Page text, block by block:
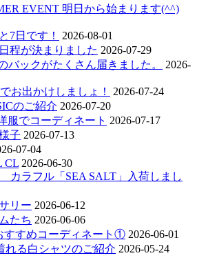
EVENT 明日から始まります(^^)
7日です！
2026-08-01
程が決まりました 2026-07-29
バックがたくさん届きました。
2026-
お出かけしましょ！
2026-07-24
のご紹介 2026-07-20
服でコーディネート 2026-07-17
子 2026-07-13
07-04
CL 2026-06-30
カラフル「SEA SALT」入荷しまし
リー 2026-06-12
たち 2026-06-06
すすめコーディネート① 2026-06-01
れる白シャツのご紹介 2026-05-24